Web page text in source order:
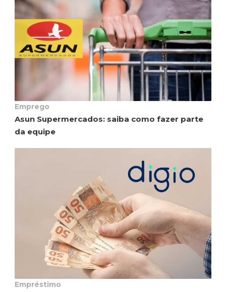
Emprego
Asun Supermercados: saiba como fazer parte
da equipe
Empréstimo